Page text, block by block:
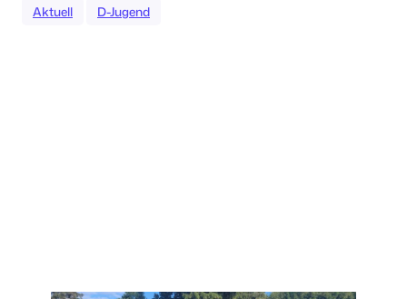
Aktuell D-Jugend